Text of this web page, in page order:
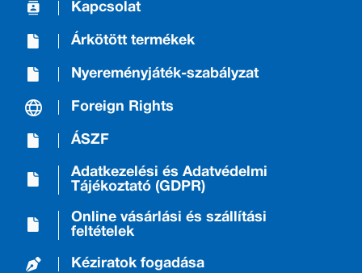
Kapcsolat
Árkötött termékek
Nyereményjáték-szabályzat
Foreign Rights
ÁSZF
Adatkezelési és Adatvédelmi
Tájékoztató (GDPR)
Online vásárlási és szállítási
feltételek
Kéziratok fogadása